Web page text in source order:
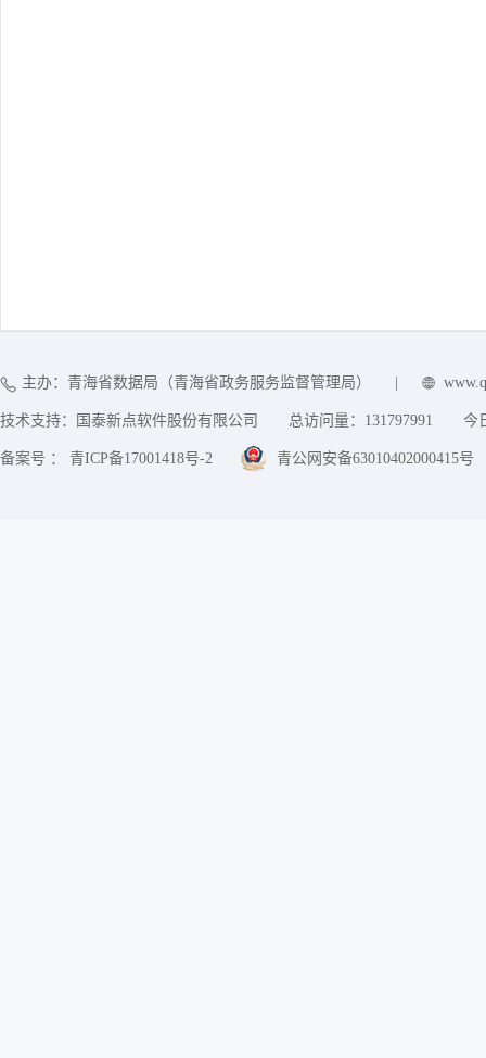
主办：青海省数据局（青海省政务服务监督管理局）
技术支持：国泰新点软件股份有限公司 总访问量： 131797991 今
备案号 ： 青ICP备17001418号-2 青公网安备63010402000415号